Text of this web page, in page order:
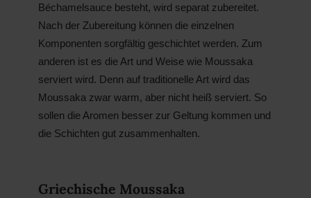
Béchamelsauce besteht, wird separat zubereitet.
Nach der Zubereitung können die einzelnen
Komponenten sorgfältig geschichtet werden. Zum
anderen ist es die Art und Weise wie Moussaka
serviert wird. Denn auf traditionelle Art wird das
Moussaka zwar warm, aber nicht heiß serviert. So
sollen die Aromen besser zur Geltung kommen und
die Schichten gut zusammenhalten.
Griechische Moussaka